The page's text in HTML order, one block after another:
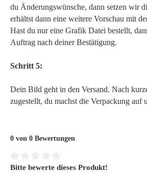
du Änderungswünsche, dann setzen wir
erhältst dann eine weitere Vorschau mit
Hast du nur eine Grafik Datei bestellt,
Auftrag nach deiner Bestätigung.
Schritt 5:
Dein Bild geht in den Versand. Nach
zugestellt, du machst die Verpackung auf
0 von 0 Bewertungen
Durchschnittliche Bewertung von 0 von 5
Bitte bewerte dieses Produkt!